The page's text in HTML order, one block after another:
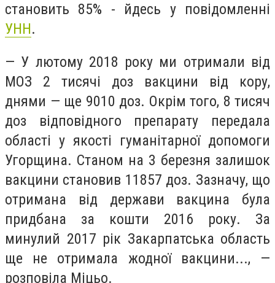
становить 85% - йдесь у повідомленні
УНН.
— У лютому 2018 року ми отримали від
МОЗ 2 тисячі доз вакцини від кору,
днями — ще 9010 доз. Окрім того, 8 тисяч
доз відповідного препарату передала
області у якості гуманітарної допомоги
Угорщина. Станом на 3 березня залишок
вакцини становив 11857 доз. Зазначу, що
отримана від держави вакцина була
придбана за кошти 2016 року. За
минулий 2017 рік Закарпатська область
ще не отримала жодної вакцини..., —
розповіла Міцьо.